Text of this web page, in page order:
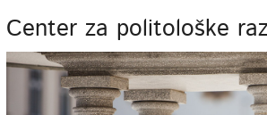
Center za politološke